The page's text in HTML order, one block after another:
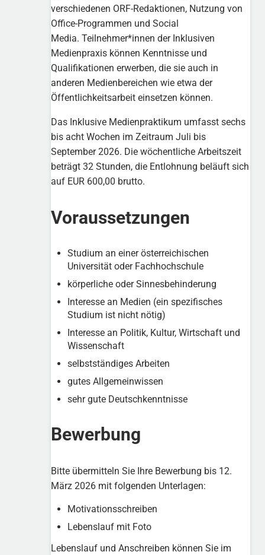
verschiedenen ORF-Redaktionen, Nutzung von
Office-Programmen und Social
Media. Teilnehmer*innen der Inklusiven
Medienpraxis können Kenntnisse und
Qualifikationen erwerben, die sie auch in
anderen Medienbereichen wie etwa der
Öffentlichkeitsarbeit einsetzen können.
Das Inklusive Medienpraktikum umfasst sechs
bis acht Wochen im Zeitraum Juli bis
September 2026. Die wöchentliche Arbeitszeit
beträgt 32 Stunden, die Entlohnung beläuft sich
auf EUR 600,00 brutto.
Voraussetzungen
Studium an einer österreichischen
Universität oder Fachhochschule
körperliche oder Sinnesbehinderung
Interesse an Medien (ein spezifisches
Studium ist nicht nötig)
Interesse an Politik, Kultur, Wirtschaft und
Wissenschaft
selbstständiges Arbeiten
gutes Allgemeinwissen
sehr gute Deutschkenntnisse
Bewerbung
Bitte übermitteln Sie Ihre Bewerbung bis 12.
März 2026 mit folgenden Unterlagen:
Motivationsschreiben
Lebenslauf mit Foto
Lebenslauf und Anschreiben können Sie im